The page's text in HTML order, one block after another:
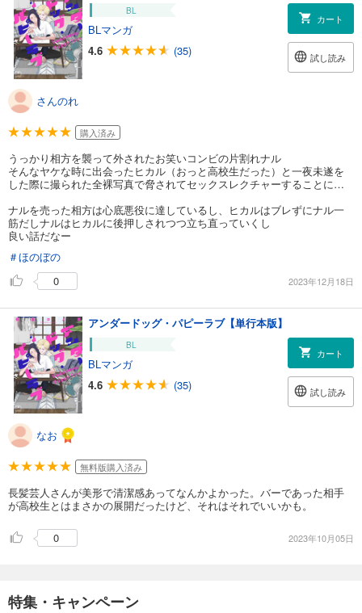
BL
BLマンガ
4.6
(35)
カート
試し読み
さんのれ
購入済み
うっかり相方を襲って外されたお笑いコンビの片割れナル
そんなヤケな時に出会ったヒカル（おっと高校生だった）と一夜未遂を
した際に撮られた全裸写真で脅されてセックスレクチャーすることに…
ナルを売った相方は心底悪役に達しているし、ヒカルはブレずにナル一
筋だしナルはヒカルに後押しされつつ立ち直っていくし
良い話だなー
＃ほのぼの
0
2023年12月18日
アンダードッグ・パピーラブ【単行本版】
BL
BLマンガ
4.6
(35)
カート
試し読み
なお
無料版購入済み
長髪芸人さんが美形で清潔感あってなんかよかった。バーであった相手
が高校生とはまさかの展開だったけど、それはそれでいいかも。
0 2023年10月05日
特集・キャンペーン